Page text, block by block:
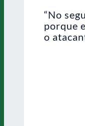
“No
porque
o